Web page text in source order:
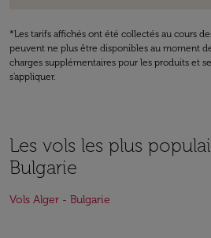
*Les tarifs affichés ont été collectés au cours
peuvent ne plus être disponibles au moment
charges supplémentaires pour les produits et
s'appliquer.
Les vols les plus
Bulgarie
Vols Alger - Bulgarie